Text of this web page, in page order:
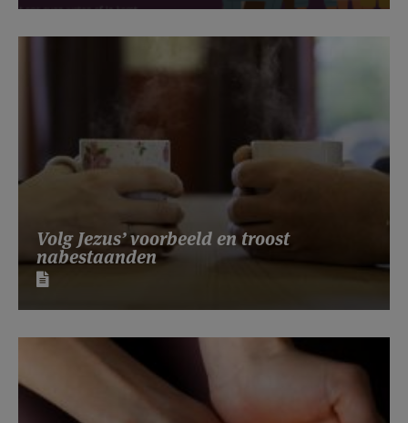
Volg Jezus’ voorbeeld en troost
nabestaanden